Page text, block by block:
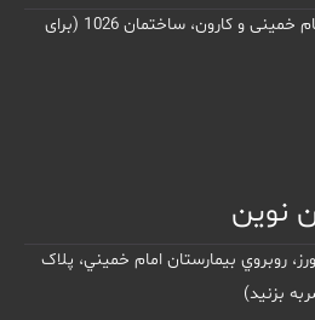
تهران، تقاطع خیابان امام خمینی و کارون، ساختمان 1026 (برای
نوین
روبروي بيمارستان امام خميني، پلاک